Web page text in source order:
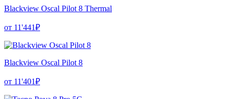
Blackview Oscal Pilot 8 Thermal
от 11'441₽
Blackview Oscal Pilot 8
от 11'401₽